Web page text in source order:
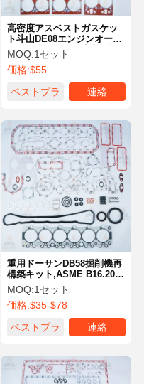
高密度アスベストガスケッ
ト斗山DE08エンジンオーバ
ーホールキット | 斗山掘削
機エンジン部品用完全オー
バーホールパッケージ
MOQ:1セット
価格:$55
ベストプラ
連絡
重用ドーサンDB58掘削機再
構築キット,ASME B16.20メ
タルガスケットとドーサン
掘削機エンジン部品の完全
な部品
MOQ:1セット
価格:$35-$78
ベストプラ
連絡